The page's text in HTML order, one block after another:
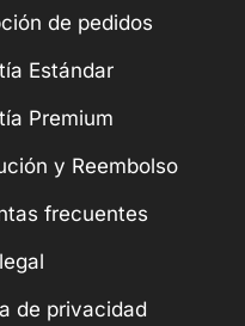
de pedidos
Estándar
Premium
y Reembolso
frecuentes
de privacidad